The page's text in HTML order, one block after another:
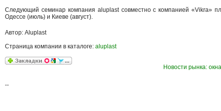
Следующий семинар компания aluplast совместно с компанией «Vikra»
Одессе (июль) и Киеве (август).
Автор: Aluplast
Страница компании в каталоге: aluplast
Новости рынка:
--